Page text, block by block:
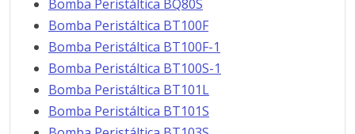
Bomba Peristáltica BQ80S
Bomba Peristáltica BT100F
Bomba Peristáltica BT100F-1
Bomba Peristáltica BT100S-1
Bomba Peristáltica BT101L
Bomba Peristáltica BT101S